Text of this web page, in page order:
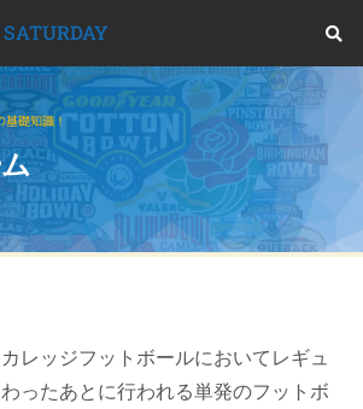
SATURDAY
礎知識！
レッジフットボールにおいてレギュ
ったあとに行われる単発のフットボ